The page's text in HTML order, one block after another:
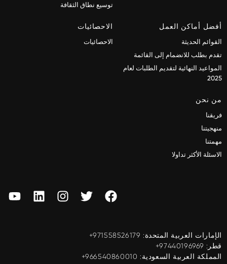
توسيع نطاق الثقافة
أفضل أماكن العمل
القوائم الحديثة
تقدم بطلب للانضمام إلى القائمة
المواعيد النهائية لتقديم الطلبات لعام
2025
الاحصائيات
الاحصائيات
من نحن
فريقنا
منهجيتنا
مهمتنا
الاسئلة الأكثر تداولا
الإمارات العربية المتحدة: ‎+971558526179
قطر: ‎+97440196969
المملكة العربية السعودية: ‎+966540860010